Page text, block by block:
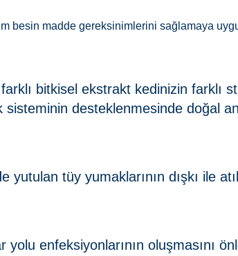
besin madde gereksinimlerini sağlamaya
bitkisel ekstrakt kedinizin farklı
sisteminin desteklenmesinde doğal
tüy yumaklarının dışkı ile
yolu enfeksiyonlarının oluşmasını